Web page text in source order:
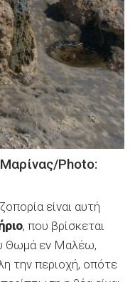
Photo:
είναι αυτή
, που βρίσκεται
Θωμά εν Μαλέω,
την περιοχή, οπότε